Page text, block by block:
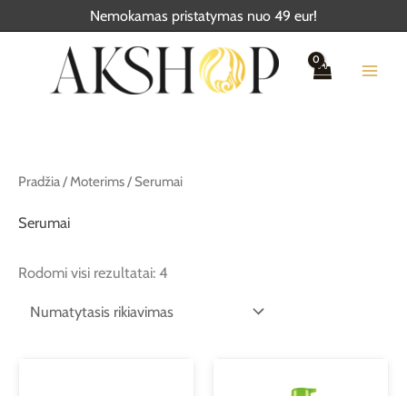
Nemokamas pristatymas nuo 49 eur!
Pradžia/Moterims/ Serumai
Serumai
Rodomi visi rezultatai: 4